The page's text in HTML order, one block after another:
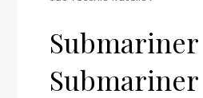
Submariner
Submariner